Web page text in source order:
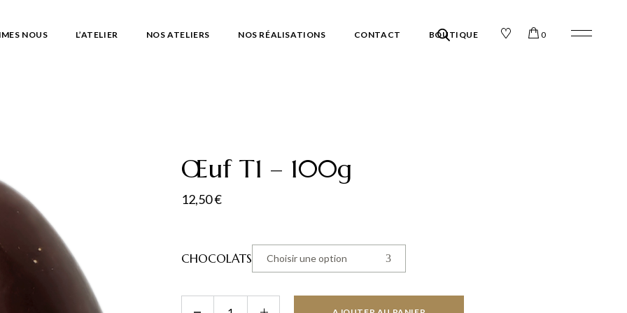
NOUS L’ATELIER NOS ATELIERS NOS RÉALISATIONS CONTACT BOUTIQUE 0
Œuf T1 – 100g
12,50€
CHOCOLATS Choisir une option
Œuf T1 - 100g quantity